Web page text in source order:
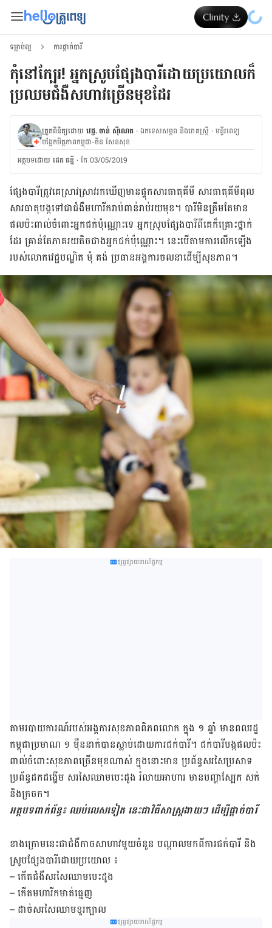
ទម្លាប់ល្អ ការផ្ដាច់បារី
កុំ​នៅ​ក្បែរ! អ្នក​ស្រូប​ផ្សែងបារី​ដោយ​ប្រយោលក៏​
ប្រឈម​​ជំងឺ​សហាវច្រើន​មុខ​ដែរ
ត្រួតពិនិត្យដោយ វេជ្ជ. ចាន់ ស៊ីណេត ·ឯកទេសសម្ភព និងរោគស្ត្រី ·ម​ន្ទីរពេទ្យ
បង្អែកមិត្តភាពកម្ពុជា-ចិន សែនសុខ
អត្ថបទ​ដោយ ដេត ធន្នី ·កែ 03/05/2019
ផ្សែងបារី​ត្រូវ​គេ​ស្រាវស្រាវ​រក​ឃើញ​មាន​ផ្ទុក​សារធាតុ​គីមី សារធាតុ​គីមី​ពុល​
សារធាតុ​បង្ក​ទៅ​ជា​ជំងឺ​មហារីក​រាប់ពាន់​រាប់រយមុខ។ បារី​មិន​ត្រឹម​តែមាន​
ផល​ប៉ះពាល់​ចំពោះ​អ្នក​ជក់​ប៉ុណ្ណោះ​ទេ អ្នក​ស្រូប​ផ្សែងបារី​ពីគេ​ក៏​គ្រោះថ្នាក់​
ដែរ គ្រាន់តែ​ភាគរយ​តិច​ជាង​អ្នក​ជក់​ប៉ុណ្ណោះ។ នេះ​បើ​តាម​ការ​លើក​ឡើង​
របស់​លោក​វេជ្ជបណ្ឌិត មុំ គង់ ប្រធាន​អង្គការ​ចលនា​ដើម្បី​សុខភាព។
ផ្សព្វផ្សាយពាណិជ្ជកម្ម
តាម​របាយការណ៍​របស់​អង្គការ​សុខភាព​ពិភពលោក ក្នុង ១ ឆ្នាំ មាន​ពលរដ្ឋ​
កម្ពុជា​ប្រមាណ ១ ម៉ឺន​នាក់​បាន​ស្លាប់​ដោយការ​ជក់បារី។ ជក់​បារី​បង្ក​ផល​ប៉ះ
ពាល់​ចំពោះ​សុខភាព​ច្រើន​មុខ​ណាស់ ក្នុង​នោះ​មាន ប្រព័ន្ធ​សរសៃប្រសាទ
ប្រព័ន្ធ​ដកដង្ហើម សរសៃ​ឈាម​បេះដូង រំលាយ​អាហារ មានបញ្ហាស្បែក សក់
និងក្រចក។
អត្ថបទពាក់ព័ន្ធ៖ ឈប់លេសទៀត នេះជា​វិធីសាស្ត្រ​ងាយៗ ដើម្បី​ផ្តាច់​បារី
ខាងក្រោម​នេះ​ជា​ជំងឺ​កាច​សាហាវ​មួយ​ចំនួន បណ្តាល​មក​ពី​ការ​ជក់បារី និង​
ស្រូប​ផ្សែង​បារី​ដោយ​ប្រយោល ៖
– កើតជំងឺសរសៃឈាមបេះដូង
– កើតមហារីកមាត់ធ្មេញ
– ដាច់សរសៃឈាមខួរក្បាល
ផ្សព្វផ្សាយពាណិជ្ជកម្ម